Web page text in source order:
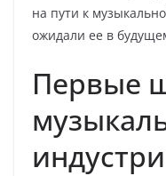
на пути к
ожидали ее в
Первые